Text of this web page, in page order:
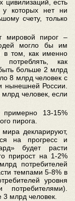
цивилизаций, есть
которых нет ни
счету, только
мировой пирог –
могло бы им
в том, как именно
как
больше 2 млрд
8 млрд человек с
нынешней России.
человек, если
примерно 13-15%
пирога.
декларируют,
на прогресс и
будет расти
прирост на 1-2%
потребителей
темпами 5-8% в
уровня
млрд человек.